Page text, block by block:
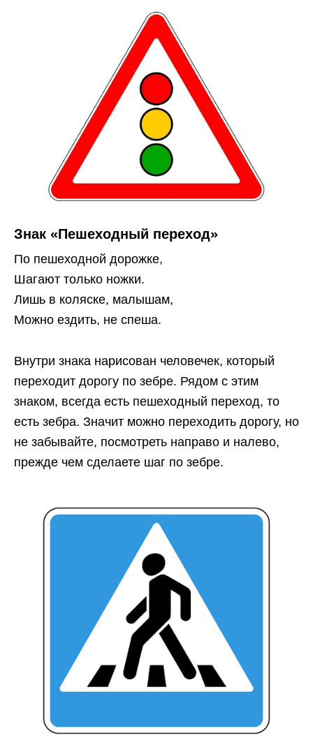
Знак «Пешеходный переход»
По пешеходной дорожке,
Шагают только ножки.
Лишь в коляске, малышам,
Можно ездить, не спеша.
Внутри знака нарисован человечек, который
переходит дорогу по зебре. Рядом с этим
знаком, всегда есть пешеходный переход, то
есть зебра. Значит можно переходить дорогу, но
не забывайте, посмотреть направо и налево,
прежде чем сделаете шаг по зебре.